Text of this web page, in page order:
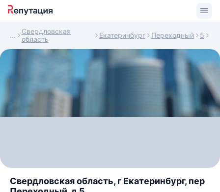
Свердловская
область
Екатеринбург Переходный 5
Свердловская область, г Екатеринбург, пер